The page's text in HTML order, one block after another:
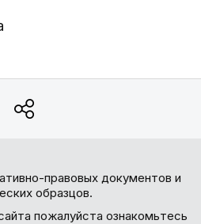
правовых документов и
образцов.
пожалуйста ознакомьтесь